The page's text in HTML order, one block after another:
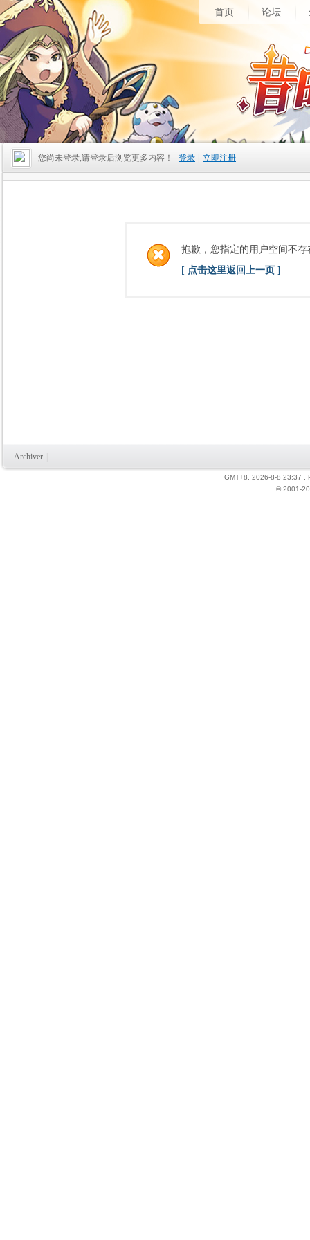
首页 论坛
您尚未登录,请登录后浏览更多内容！ 登录 立即注册
抱歉，您指定的用户空间不存
[ 点击这里返回上一页 ]
Archiver
GMT+8, 2026-8-8 23:37
© 2001-